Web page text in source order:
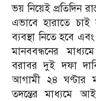
ভয় নিয়েই প্রতিদিন
এভাবে হারাতে
ব্যবস্থা নিতে হবে এবং
মানববন্ধনের
বরাবর দুই দফা
আগামী ২৪ ঘণ্টার
তদন্তের মাধ্যমে